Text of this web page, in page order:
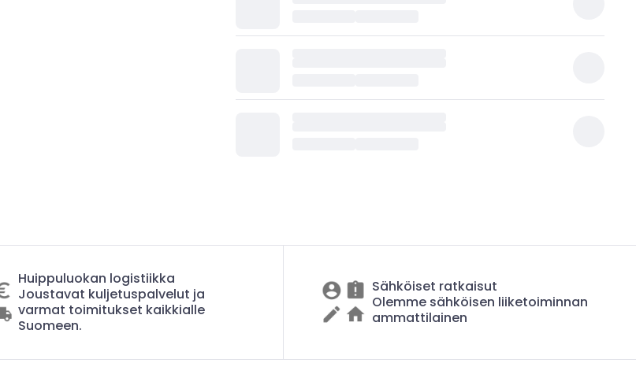
Huippuluokan logistiikka
Joustavat kuljetuspalvelut ja
varmat toimitukset kaikkialle
Suomeen.
Sähköiset ratkaisut
Olemme sähköisen liiketoiminnan
ammattilainen